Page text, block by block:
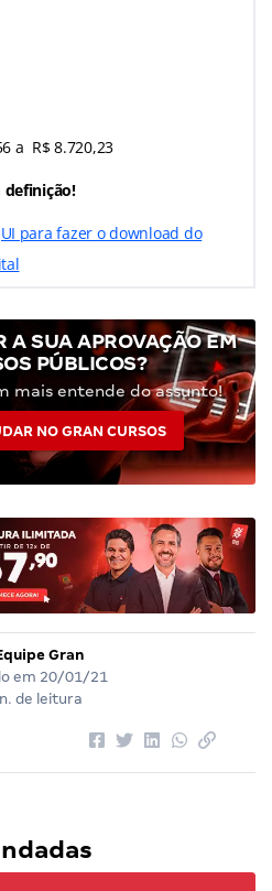
a R$ 8.720,23
definição!
para fazer o download do
A SUA APROVAÇÃO EM
PÚBLICOS?
mais entende do assunto!
NO GRAN CURSOS
Gran
em 20/01/21
de leitura